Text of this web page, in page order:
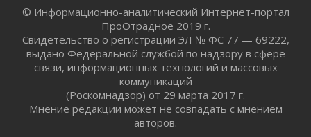
02 августа 2026
Ленобласть внедрила передовую подготовку
операторов БПЛА
02 августа 2026
В Ивангороде появилась «Избушка-
воробушка»
02 августа 2026
Юхла, мука, кантеле и Водяной
© Информационно-аналитический Интернет-портал
ПроОтрадное 2019 г.
Свидетельство о регистрации ЭЛ № ФС 77 — 69222,
выдано Федеральной службой по надзору в сфере
связи, информационных технологий и массовых
коммуникаций
(Роскомнадзор) от 29 марта 2017 г.
Мнение редакции может не совпадать с мнением
авторов.